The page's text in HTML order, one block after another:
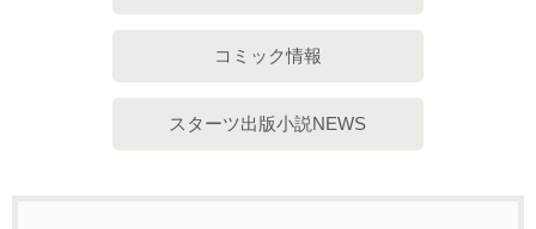
コミック情報
スターツ出版小説NEWS